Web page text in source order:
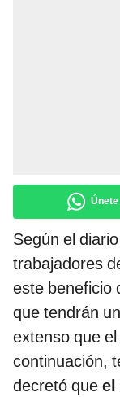
Según el
trabajadores
este beneficio
que tendrán
extenso que
continuación,
decretó que el